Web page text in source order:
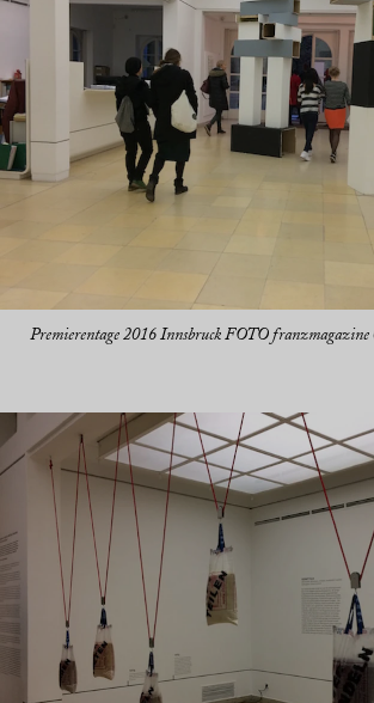
Premierentage 2016 Innsbruck FOTO franzmagazine